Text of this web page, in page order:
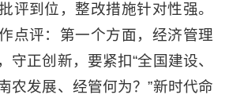
评到位，整改措施针对性强。
点评：第一个方面，经济管理
守正创新，要紧扣“全国建设、
农发展、经管何为？”新时代命